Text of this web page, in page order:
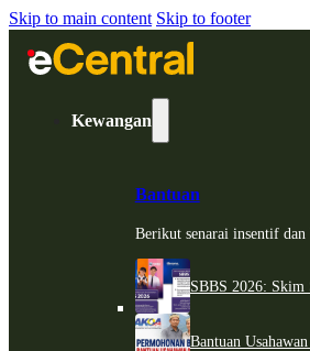
Skip to main content Skip to footer
Kewangan
Bantuan
Berikut senarai insentif
SBBS 2026: Skim
Bantuan